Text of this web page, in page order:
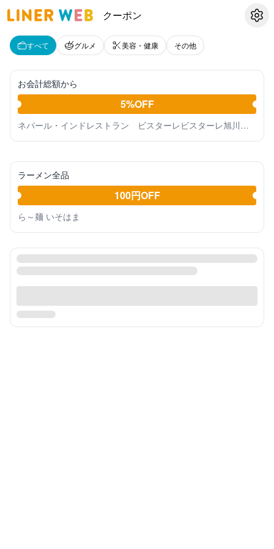
クーポン 設定
すべて グルメ 美容・健康 その他
お会計総額から
5%OFF
ネパール・インドレストラン ビスターレビスターレ旭川末広店
ラーメン全品
100円OFF
ら～麺 いそはま